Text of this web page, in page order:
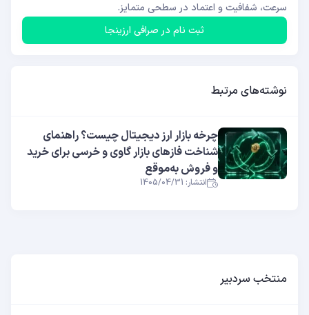
سرعت، شفافیت و اعتماد در سطحی متمایز.
ثبت نام در صرافی ارزینجا
نوشته‌های مرتبط
چرخه بازار ارز دیجیتال چیست؟ راهنمای
شناخت فازهای بازار گاوی و خرسی برای خرید
و فروش به‌موقع
انتشار: 1405/04/31
منتخب سردبیر